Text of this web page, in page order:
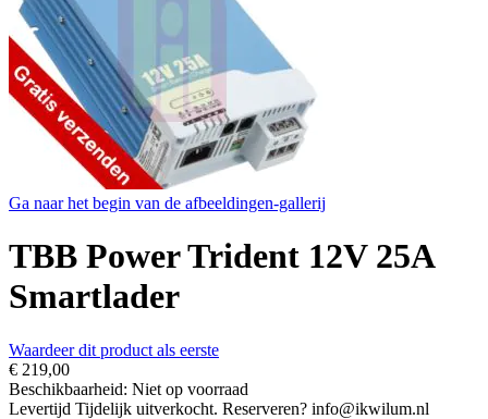
Ga naar het begin van de afbeeldingen-gallerij
TBB Power Trident 12V 25A
Smartlader
Waardeer dit product als eerste
€ 219,00
Beschikbaarheid: Niet op voorraad
Levertijd Tijdelijk uitverkocht. Reserveren? info@ikwilum.nl